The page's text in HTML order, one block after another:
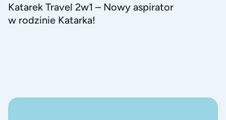
Katarek Travel 2w1 – Nowy aspirator
w rodzinie Katarka!